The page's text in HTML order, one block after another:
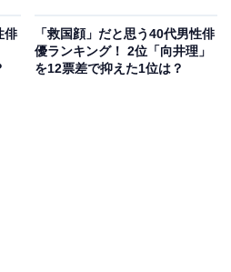
せる表情が魅力的です。
「彼が出す雰囲気がぴったり
俳
「救国顔」だと思う40代男性俳
優ランキング！ 2位「向井理」
を12票差で抑えた1位は？